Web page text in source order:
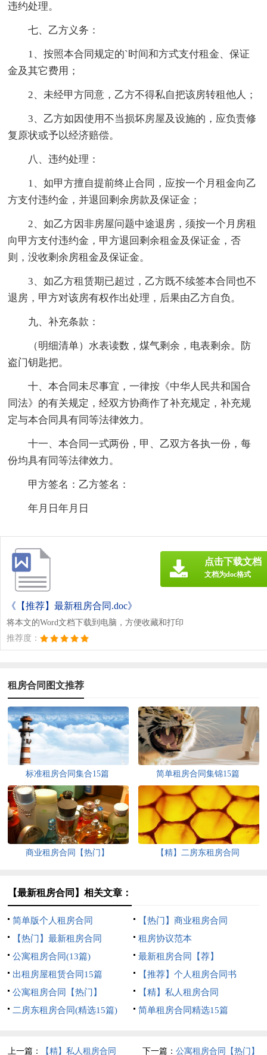
违约处理。
七、乙方义务：
1、按照本合同规定的`时间和方式支付租金、保证
金及其它费用；
2、未经甲方同意，乙方不得私自把该房转租他人；
3、乙方如因使用不当损坏房屋及设施的，应负责修
复原状或予以经济赔偿。
八、违约处理：
1、如甲方擅自提前终止合同，应按一个月租金向乙
方支付违约金，并退回剩余房款及保证金；
2、如乙方因非房屋问题中途退房，须按一个月房租
向甲方支付违约金，甲方退回剩余租金及保证金，否
则，没收剩余房租金及保证金。
3、如乙方租赁期已超过，乙方既不续签本合同也不
退房，甲方对该房有权作出处理，后果由乙方自负。
九、补充条款：
（明细清单）水表读数，煤气剩余，电表剩余。防
盗门钥匙把。
十、本合同未尽事宜，一律按《中华人民共和国合
同法》的有关规定，经双方协商作了补充规定，补充规
定与本合同具有同等法律效力。
十一、本合同一式两份，甲、乙双方各执一份，每
份均具有同等法律效力。
甲方签名：乙方签名：
年月日年月日
《【推荐】最新租房合同.doc》
将本文的Word文档下载到电脑，方便收藏和打印
推荐度：
点击下载文档
文档为doc格式
租房合同图文推荐
标准租房合同集合15篇 简单租房合同集锦15篇
商业租房合同【热门】 【精】二房东租房合同
【最新租房合同】相关文章：
简单版个人租房合同
【热门】商业租房合同
【热门】最新租房合同
租房协议范本
公寓租房合同(13篇)
最新租房合同【荐】
出租房屋租赁合同15篇
【推荐】个人租房合同书
公寓租房合同【热门】
【精】私人租房合同
二房东租房合同(精选15篇)
简单租房合同精选15篇
上一篇： 【精】私人租房合同 下一篇： 公寓租房合同【热门】